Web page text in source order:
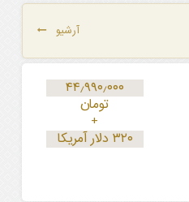
آرشیو
۴۴٫۹۹۰٫۰۰۰
تومان
+
۳۲۰ دلار آمریکا